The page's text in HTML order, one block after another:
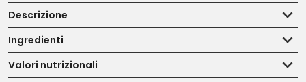
Descrizione
Ingredienti
Valori nutrizionali